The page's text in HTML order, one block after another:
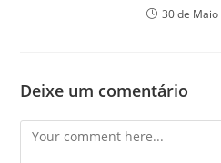
30 de Maio
Deixe um comentário
Comment